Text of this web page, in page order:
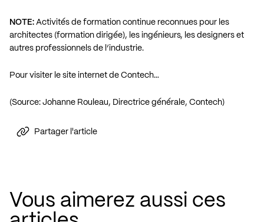
NOTE: Activités de formation continue reconnues pour les
architectes (formation dirigée), les ingénieurs, les designers et
autres professionnels de l’industrie.
Pour visiter le site internet de Contech…
(Source: Johanne Rouleau, Directrice générale, Contech)
Partager l'article
Vous aimerez aussi ces